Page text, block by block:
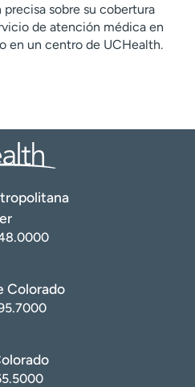
sobre su cobertura
de atención médica en
en un centro de UCHealth.
Colorado